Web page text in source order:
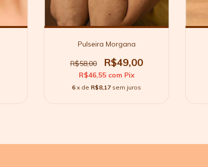
Pulseira Morgana
R$58,00 R$49,00
R$46,55 com Pix
6 x de R$8,17 sem juros